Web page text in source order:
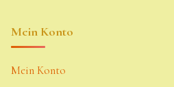
Mein Konto
Mein Konto